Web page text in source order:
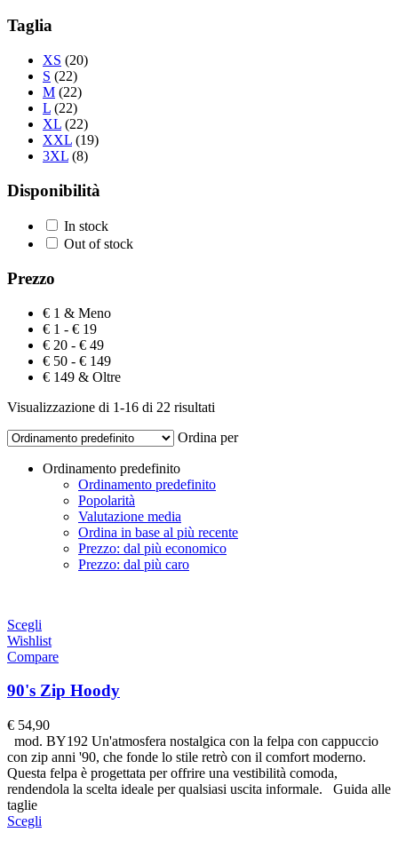
Taglia
XS (20)
S (22)
M (22)
L (22)
XL (22)
XXL (19)
3XL (8)
Disponibilità
In stock
Out of stock
Prezzo
€ 1 & Meno
€ 1 - € 19
€ 20 - € 49
€ 50 - € 149
€ 149 & Oltre
Visualizzazione di 1-16 di 22 risultati
Ordina per
Ordinamento predefinito
Ordinamento predefinito
Popolarità
Valutazione media
Ordina in base al più recente
Prezzo: dal più economico
Prezzo: dal più caro
Scegli
Wishlist
Compare
90's Zip Hoody
€ 54,90
mod. BY192 Un'atmosfera nostalgica con la felpa con cappuccio
con zip anni '90, che fonde lo stile retrò con il comfort moderno.
Questa felpa è progettata per offrire una vestibilità comoda,
rendendola la scelta ideale per qualsiasi uscita informale. Guida alle
taglie
Scegli